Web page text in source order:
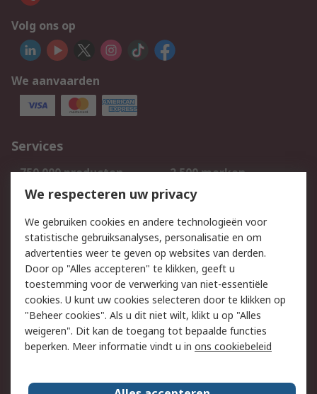
Volg ons op
We aanvaarden
Services
750.000 producten
2.500 merken
Bestellen
Inkoopoplossingen
Track & Trace
Wettelijk
Cookiebeleid
Email veiligheid
Privacybeleid
Websitevoorwaarden
Algemene
verkoopvoorwaarden
Over RS
We respecteren uw privacy
We gebruiken cookies en andere technologieën voor
statistische gebruiksanalyses, personalisatie en om
advertenties weer te geven op websites van derden.
Door op "Alles accepteren" te klikken, geeft u
toestemming voor de verwerking van niet-essentiële
cookies. U kunt uw cookies selecteren door te klikken op
"Beheer cookies". Als u dit niet wilt, klikt u op "Alles
weigeren". Dit kan de toegang tot bepaalde functies
beperken. Meer informatie vindt u in ons cookiebeleid